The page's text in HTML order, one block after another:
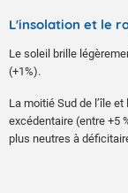
L'insolation et le
Le soleil brille
(+1%).
La moitié Sud de l’île
excédentaire (entre +5
plus neutres à